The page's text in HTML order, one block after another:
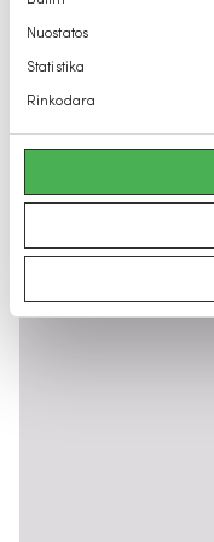
pasirinkimas
Nuostatos
Statistika
Rinkodara